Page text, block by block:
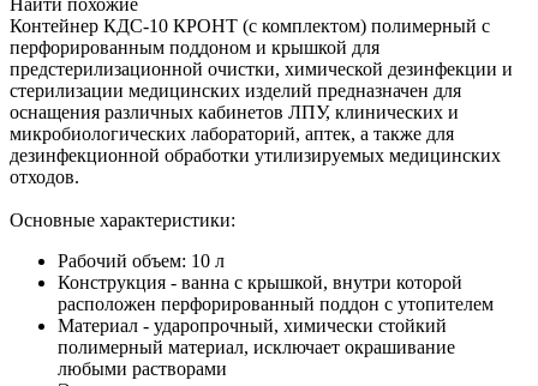
Найти похожие
Контейнер КДС-10 КРОНТ (с комплектом) полимерный с
перфорированным поддоном и крышкой для
предстерилизационной очистки, химической дезинфекции и
стерилизации медицинских изделий предназначен для
оснащения различных кабинетов ЛПУ, клинических и
микробиологических лабораторий, аптек, а также для
дезинфекционной обработки утилизируемых медицинских
отходов.
Основные характеристики:
Рабочий объем: 10 л
Конструкция - ванна с крышкой, внутри которой
расположен перфорированный поддон с утопителем
Материал - ударопрочный, химически стойкий
полимерный материал, исключает окрашивание
любыми растворами